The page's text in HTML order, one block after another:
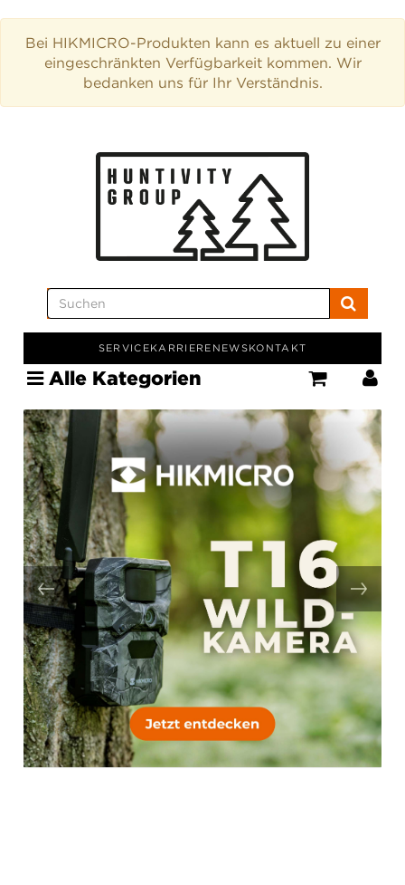
Bei HIKMICRO-Produkten kann es aktuell zu einer
eingeschränkten Verfügbarkeit kommen. Wir
bedanken uns für Ihr Verständnis.
SERVICEKARRIERE NEWSKONTAKT
Alle Kategorien